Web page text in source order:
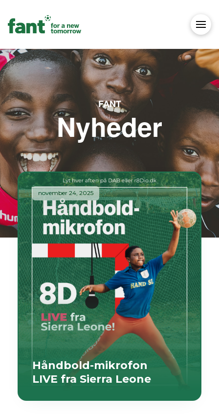
FANT
Nyheder
november 24, 2025
Håndbold-mikrofon
LIVE fra Sierra Leone